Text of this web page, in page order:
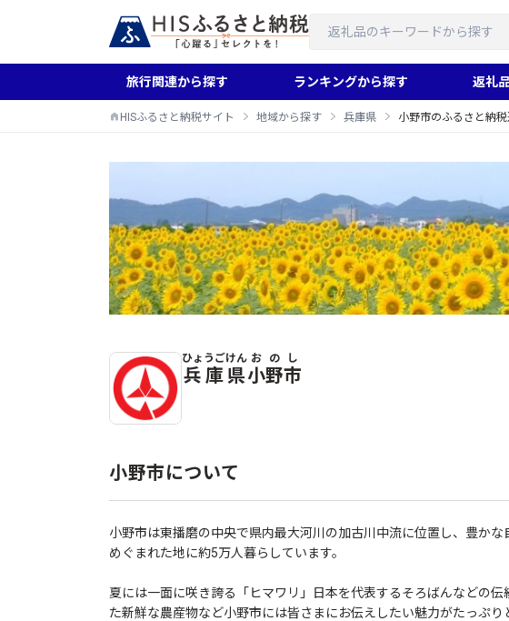
旅行関連から探す ランキングから探す 返礼
HISふるさと納税サイト 地域から探す 兵庫県 小野市のふるさと納
小野市のふるさと納税返礼品一覧
兵庫県
ひょうごけん
小野市
おのし
小野市について
小野市は東播磨の中央で県内最大河川の加古川中流に位置し、豊か
めぐまれた地に約5万人暮らしています。
夏には一面に咲き誇る「ヒマワリ」日本を代表するそろばんなどの
た新鮮な農産物など小野市には皆さまにお伝えしたい魅力がたっぷり